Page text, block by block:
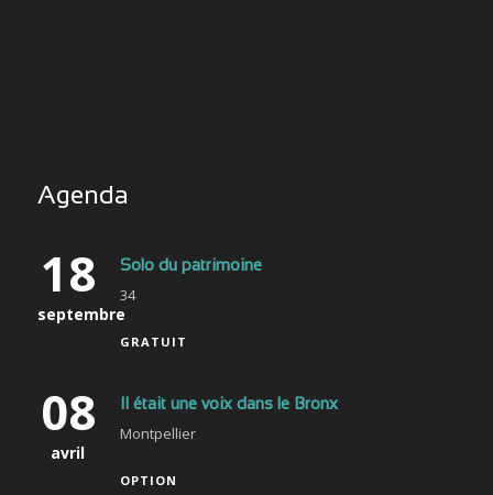
Agenda
18
septembre
Solo du patrimoine
34
GRATUIT
08
avril
Il était une voix dans le Bronx
Montpellier
OPTION